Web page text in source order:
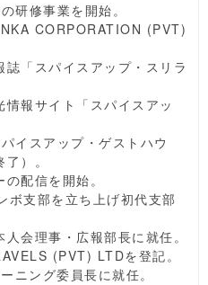
研修事業を開始。
CORPORATION (PVT)
「スパイスアップ・スリラ
報サイト「スパイスアッ
イスアップ・ゲストハウ
）。
配信を開始。
支部を立ち上げ初代支部
会理事・広報部長に就任。
(PVT) LTDを登記。
ニング委員長に就任。